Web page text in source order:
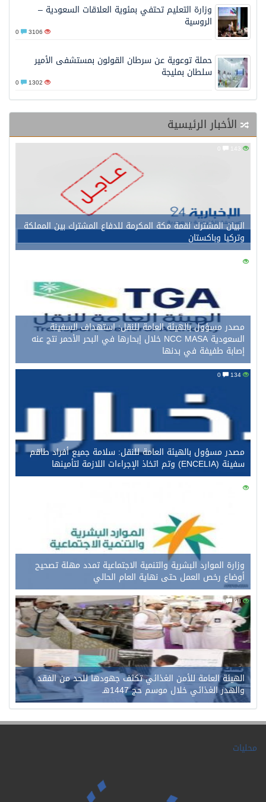
وزارة التعليم تحتفي بمئوية العلاقات السعودية –
الروسية
3106
حملة توعوية عن سرطان القولون بمستشفى الأمير
سلطان بمليجة
1302
الأخبار الرئيسية
البيان المشترك لقمة مكة المكرمة للدفاع المشترك بين المملكة
وتركيا وباكستان
146
مصدر مسؤول بالهيئة العامة للنقل: استهداف السفينة
السعودية NCC MASA خلال إبحارها في البحر الأحمر نتج عنه
إصابة طفيفة في بدنها
مصدر مسؤول بالهيئة العامة للنقل: سلامة جميع أفراد طاقم
سفينة (ENCELIA) وتم اتخاذ الإجراءات اللازمة لتأمينها
117
وزارة الموارد البشرية والتنمية الاجتماعية تمدد مهلة تصحيح
أوضاع رخص العمل حتى نهاية العام الحالي
98
0
الهيئة العامة للأمن الغذائي تكثف جهودها للحد من الفقد
والهدر الغذائي خلال موسم حج 1447هـ
محليات